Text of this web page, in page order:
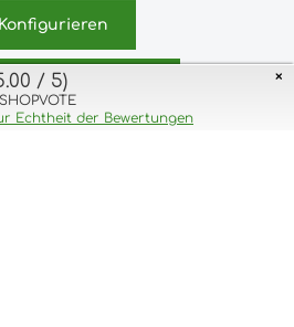
- with
& Cookies Bildnachweis
Konfigurieren
akzeptieren ×
/ 5)
Echtheit der Bewertungen